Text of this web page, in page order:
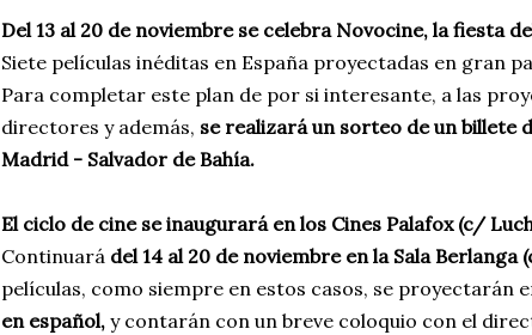
Del 13 al 20 de noviembre se celebra Novocine, la fiesta
Siete películas inéditas en España proyectadas en gran
Para completar este plan de por si interesante, a las
directores y además, se realizará un sorteo de un billete
Madrid - Salvador de Bahía.
El ciclo de cine se inaugurará en los Cines Palafox (c/
Continuará del 14 al 20 de noviembre en la Sala Berlanga
películas, como siempre en estos casos, se proyectarán
en español, y contarán con un breve coloquio con el